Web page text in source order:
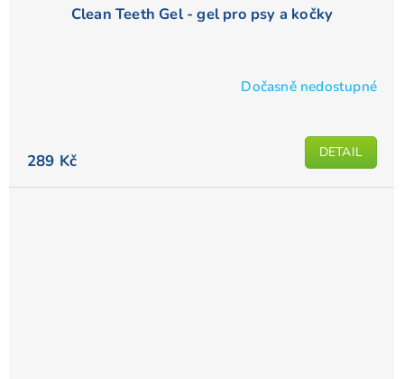
Clean Teeth Gel - gel pro psy a kočky
je
Dočasně nedostupné
289 Kč DETAIL